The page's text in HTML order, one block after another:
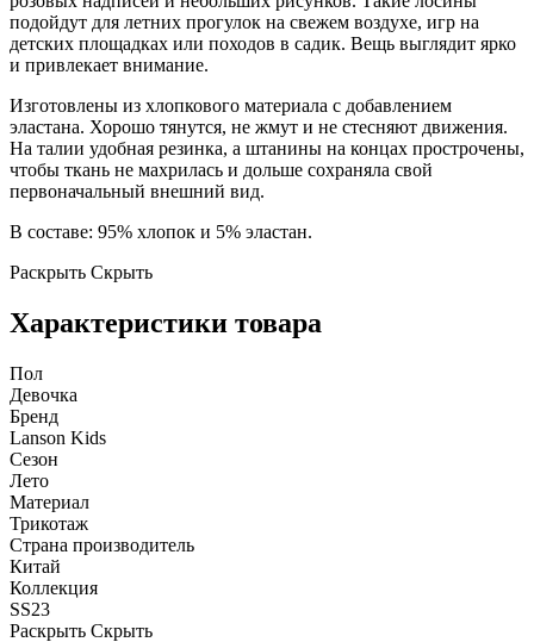
подойдут для летних прогулок на свежем воздухе, игр на
детских площадках или походов в садик. Вещь выглядит ярко
и привлекает внимание.
Изготовлены из хлопкового материала с добавлением
эластана. Хорошо тянутся, не жмут и не стесняют движения.
На талии удобная резинка, а штанины на концах прострочены,
чтобы ткань не махрилась и дольше сохраняла свой
первоначальный внешний вид.
В составе: 95% хлопок и 5% эластан.
Раскрыть Скрыть
Характеристики товара
Пол
Девочка
Бренд
Lanson Kids
Сезон
Лето
Материал
Трикотаж
Страна производитель
Китай
Коллекция
SS23
Раскрыть Скрыть